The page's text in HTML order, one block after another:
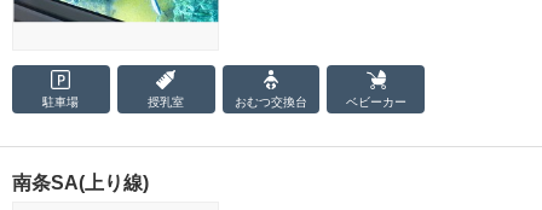
駐車場 授乳室 おむつ交換台 ベビーカー
南条SA(上り線)